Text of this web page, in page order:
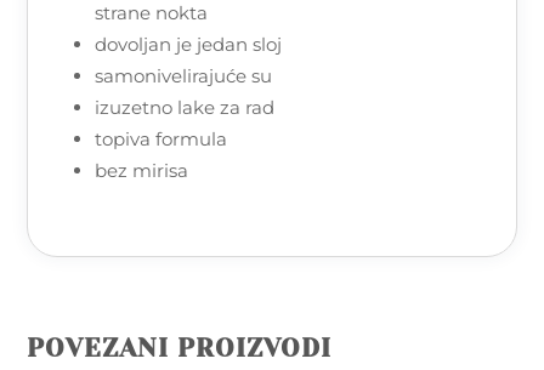
strane nokta
dovoljan je jedan sloj
samonivelirajuće su
izuzetno lake za rad
topiva formula
bez mirisa
POVEZANI PROIZVODI